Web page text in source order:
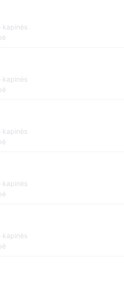
kapinės
kapinės
kapinės
kapinės
kapinės